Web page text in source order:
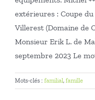
extérieures : Coupe
Villerest (Domaine de
Monsieur Erik L. de
septembre 2023 Le
Mots-clés : familial, famille